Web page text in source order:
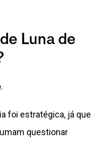
Luna de
.
foi estratégica, já que
questionar